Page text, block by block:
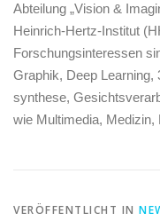
Abteilung „Vision &
Heinrich-Hertz-Institut
Forschungsinteressen
Graphik, Deep Learning,
synthese,
wie Multimedia, Medizin,
VERÖFFENTLICHT IN